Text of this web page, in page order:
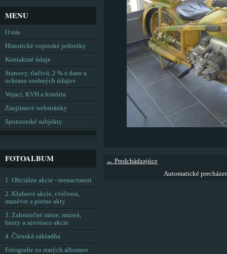
← Predchádzajúce
Automatické
MENU
O nás
Historické vojenské jednotky
Kontaktné údaje
Stanovy, tlačivá, 2 % z dane a
ochrana osobných údajov
Vojaci, KVH a história
Zaujímavé webstránky
Sponzorské subjekty
FOTOALBUM
1. Oficiálne akcie - reenactment
2. Klubové akcie, cvičenia,
manévre a pietne akty
3. Zahraničné misie, múzeá,
burzy a súvisiace akcie
4. Členská základňa
Fotografie zo starých albumov